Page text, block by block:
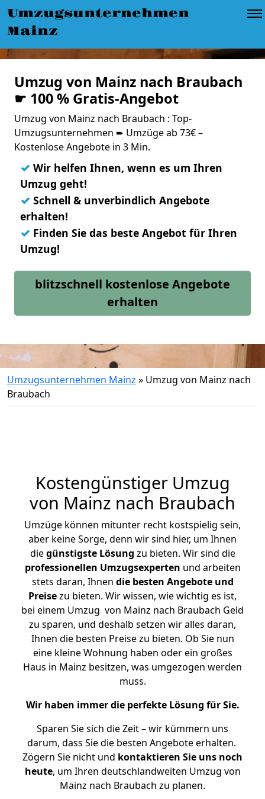
Umzugsunternehmen
Mainz
Umzug von Mainz nach Braubach
☛ 100 % Gratis-Angebot
Umzug von Mainz nach Braubach : Top-
Umzugsunternehmen ➨ Umzüge ab 73€ –
Kostenlose Angebote in 3 Min.
✓ Wir helfen Ihnen, wenn es um Ihren
Umzug geht!
✓ Schnell & unverbindlich Angebote
erhalten!
✓ Finden Sie das beste Angebot für Ihren
Umzug!
blitzschnell kostenlose Angebote
erhalten
Umzugsunternehmen Mainz » Umzug von Mainz nach
Braubach
Kostengünstiger Umzug
von Mainz nach Braubach
Umzüge können mitunter recht kostspielig sein,
aber keine Sorge, denn wir sind hier, um Ihnen
diegünstigste Lösung zu bieten. Wir sind die
professionellen Umzugsexperten und arbeiten
stets daran, Ihnen die besten Angebote und
Preisezu bieten. Wir wissen, wie wichtig es ist,
bei einem Umzug von Mainz nach Braubach Geld
zu sparen, und deshalb setzen wir alles daran,
Ihnen die besten Preise zu bieten. Ob Sie nun
eine kleine Wohnung haben oder ein großes
Haus in Mainz besitzen, was umgezogen werden
muss.
Wir haben immer die perfekte Lösung für Sie.
Sparen Sie sich die Zeit – wir kümmern uns
darum, dass Sie die besten Angebote erhalten.
Zögern Sie nicht und kontaktieren Sie uns noch
heute, um Ihren deutschlandweiten Umzug von
Mainz nach Braubach zu planen.